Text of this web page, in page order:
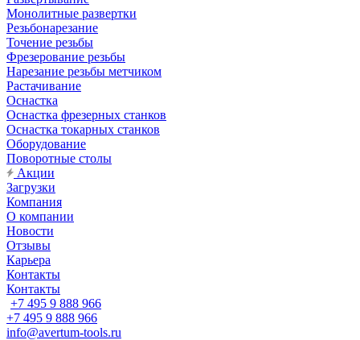
Монолитные развертки
Резьбонарезание
Точение резьбы
Фрезерование резьбы
Нарезание резьбы метчиком
Растачивание
Оснастка
Оснастка фрезерных станков
Оснастка токарных станков
Оборудование
Поворотные столы
Акции
Загрузки
Компания
О компании
Новости
Отзывы
Карьера
Контакты
Контакты
+7 495 9 888 966
+7 495 9 888 966
info@avertum-tools.ru